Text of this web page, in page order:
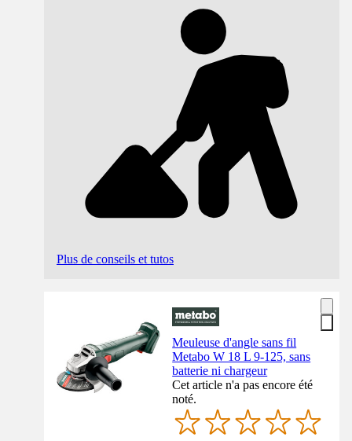
Plus de conseils et tutos
Meuleuse d'angle sans fil
Metabo W 18 L 9-125, sans
batterie ni chargeur
Cet article n'a pas encore été
noté.